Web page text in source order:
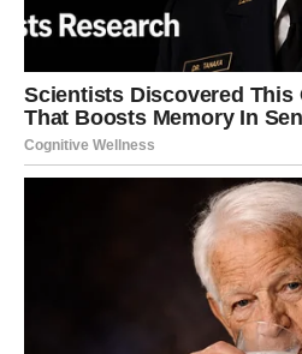
više bliskosti, razumijevanja i
zajedno ćete ostvariti cilj koji će
odnos.
Osjetićete da ste pronašli mir